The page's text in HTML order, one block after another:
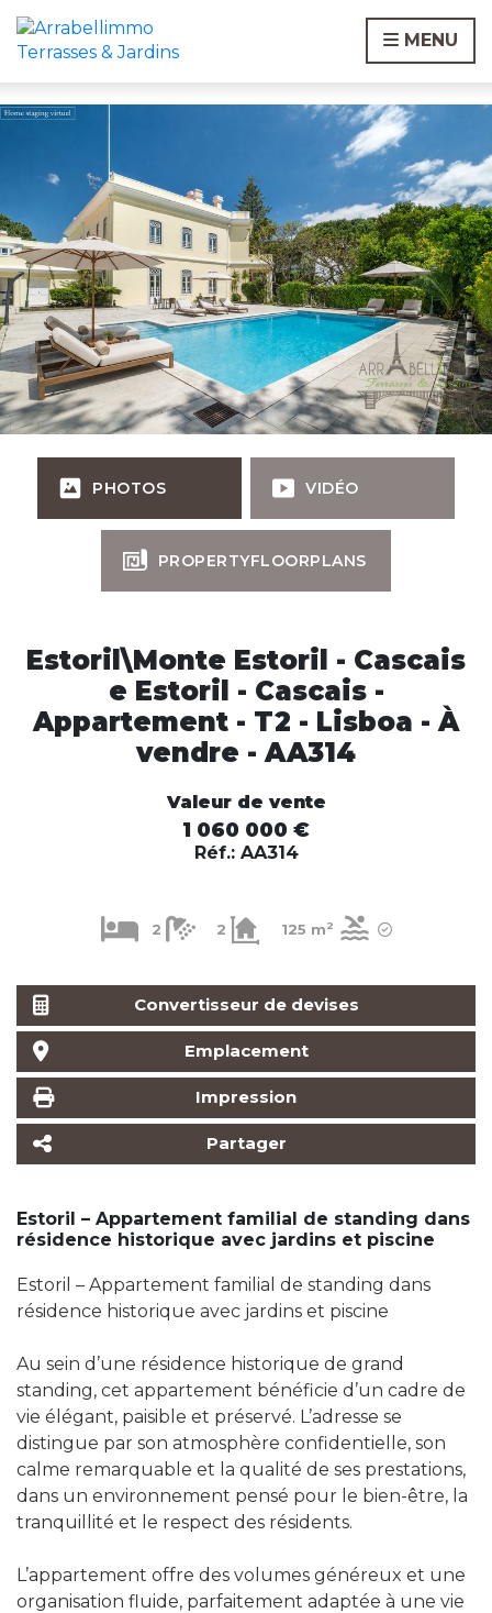
MENU
PHOTOS VIDÉO
PROPERTYFLOORPLANS
Estoril\Monte Estoril - Cascais
e Estoril - Cascais -
Appartement - T2 - Lisboa - À
vendre - AA314
Valeur de vente
1 060 000 €
Réf.: AA314
2 2 125 m2
Convertisseur de devises
Emplacement
Impression
Partager
Estoril – Appartement familial de standing dans
résidence historique avec jardins et piscine
Estoril – Appartement familial de standing dans
résidence historique avec jardins et piscine
Au sein d’une résidence historique de grand
standing, cet appartement bénéficie d’un cadre de
vie élégant, paisible et préservé. L’adresse se
distingue par son atmosphère confidentielle, son
calme remarquable et la qualité de ses prestations,
dans un environnement pensé pour le bien-être, la
tranquillité et le respect des résidents.
L’appartement offre des volumes généreux et une
organisation fluide, parfaitement adaptée à une vie